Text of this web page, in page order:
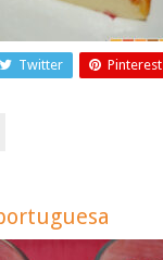
Twitter Pinterest